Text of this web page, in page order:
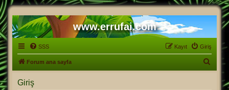
www.errufai.com
SSS Giriş
Kayıt
Forum ana sayfa
Giriş